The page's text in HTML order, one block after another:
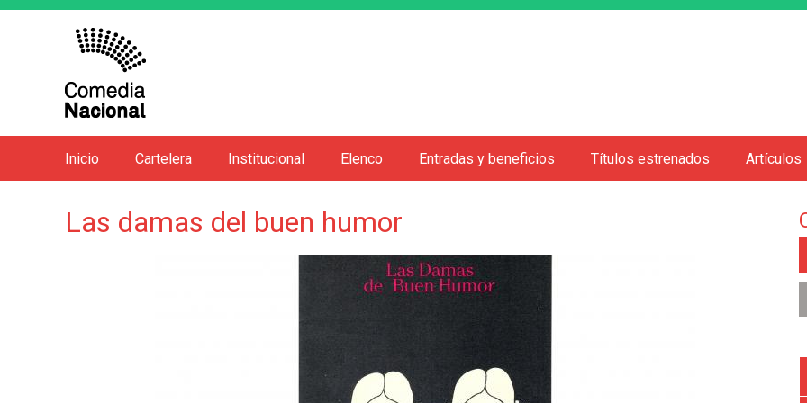
Las damas del buen humor
n
Inicio Cartelera Institucional Elenco Entradas y beneficios Títulos estrenados Artículos